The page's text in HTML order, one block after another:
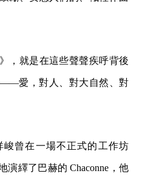
，就是在這些聲聲疾呼背後
愛，對人、對大自然、對
曾在一場不正式的工作坊
演繹了巴赫的 Chaconne，他